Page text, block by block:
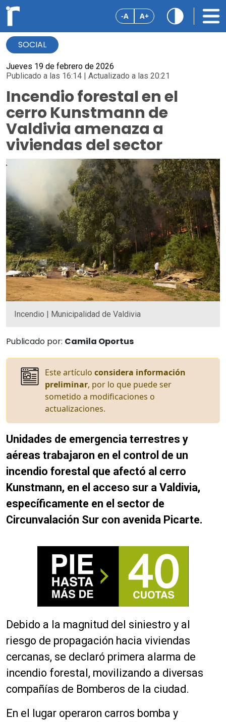
-A A+
SOCIAL
Jueves 19 de febrero de 2026
Publicado a las 16:14 | Actualizado a las 20:21
Incendio forestal en el
cerro Kunstmann de
Valdivia amenaza a
viviendas del sector
Incendio | Municipalidad de Valdivia
Publicado por: Camila Oportus
Este artículo considera información
preliminar, por lo que puede ser
sometido a modificaciones o
actualizaciones.
Unidades de emergencia terrestres y
aéreas trabajaron en el control de un
incendio forestal que afectó al cerro
Kunstmann, en el acceso sur a Valdivia,
específicamente en el sector de
Circunvalación Sur con avenida Picarte.
Debido a la magnitud del siniestro y al
riesgo de propagación hacia viviendas
cercanas, se declaró primera alarma de
incendio forestal, movilizando a diversas
compañías de Bomberos de la ciudad.
En el lugar operaron carros bomba y